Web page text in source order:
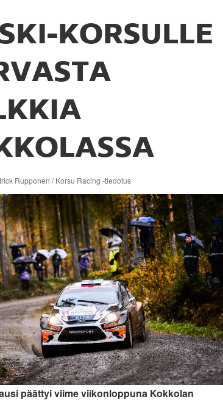
KORSULLE
Rupponen / Korsu Racing -tiedotus
päättyi viime viikonloppuna Kokkolan